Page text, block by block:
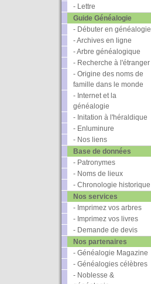
- Lettre
Guide Généalogie
- Débuter en généalogie
- Archives en ligne
- Arbre généalogique
- Recherche à l'étranger
- Origine des noms de
famille dans le monde
- Internet et la
généalogie
- Initation à l'héraldique
- Enluminure
- Nos liens
Base de données
- Patronymes
- Noms de lieux
- Chronologie historique
Nos services
- Imprimez vos arbres
- Imprimez vos livres
- Demande de devis
Nos partenaires
- Généalogie Magazine
- Généalogies célèbres
- Noblesse &